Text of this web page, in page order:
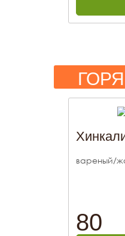
вареный/
80